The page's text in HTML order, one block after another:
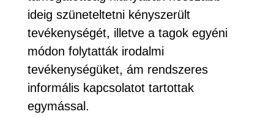
ideig szüneteltetni kényszerült
tevékenységét, illetve a tagok egyéni
módon folytatták irodalmi
tevékenységüket, ám rendszeres
informális kapcsolatot tartottak
egymással.